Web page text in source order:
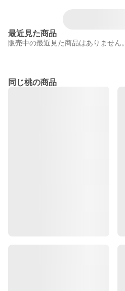
最近見た商品
販売中の最近見た商品はありません。
同じ桃の商品